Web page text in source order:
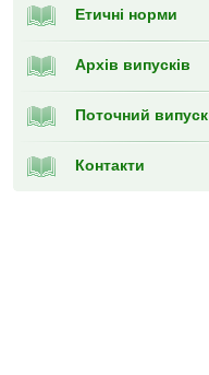
Етичні норми
Архів випусків
Поточний випуск
Контакти